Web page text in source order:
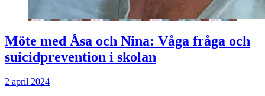
Möte med Åsa och Nina: Våga fråga och
suicidprevention i skolan
2 april 2024